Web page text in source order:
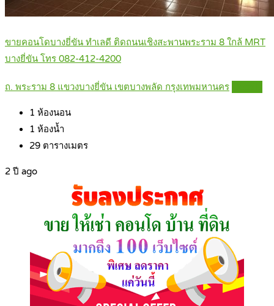
ขายคอนโดบางยี่ขัน ทำเลดี ติดถนนเชิงสะพานพระราม 8 ใกล้ MRT
บางยี่ขัน โทร 082-412-4200
ถ. พระราม 8 แขวงบางยี่ขัน เขตบางพลัด กรุงเทพมหานคร
1 ห้องนอน
1 ห้องน้ำ
29 ตารางเมตร
2 ปี ago